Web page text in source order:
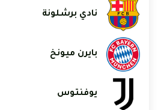
نادي برشلونة
بايرن ميونخ
يوفنتوس